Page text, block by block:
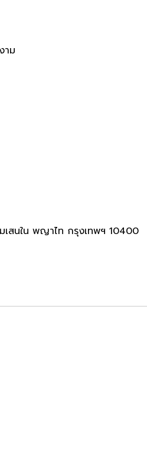
าม
ใน พญาไท กรุงเทพฯ 10400